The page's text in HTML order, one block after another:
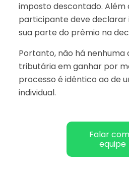
imposto descontado. Além
participante deve declarar
sua parte do prêmio na
Portanto, não há nenhuma
tributária em ganhar por
processo é idêntico ao de
individual.
Falar
equipe